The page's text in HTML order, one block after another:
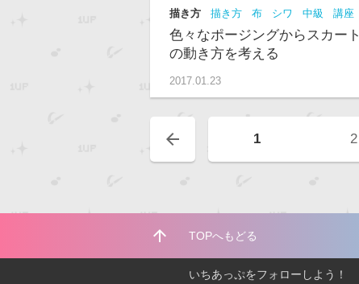
描き方 描き方 布 シワ 中級 講座
色々なポージングからスカート
の動き方を考える
2017.01.23
arrow_back 1 2
arrow_upward TOPへもどる
いちあっぷをフォローしよう！